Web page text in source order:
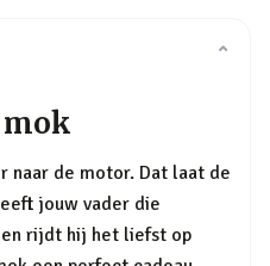
⌄
naar de motor. Dat laat de
jouw vader die
rijdt hij het liefst op